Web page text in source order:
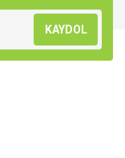
KAYDOL